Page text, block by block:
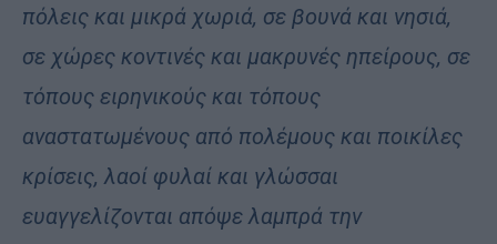
πόλεις και μικρά χωριά, σε βουνά και νησιά,
σε χώρες κοντινές και μακρυνές ηπείρους, σε
τόπους ειρηνικούς και τόπους
αναστατωμένους από πολέμους και ποικίλες
κρίσεις, λαοί φυλαί και γλώσσαι
ευαγγελίζονται απόψε λαμπρά την